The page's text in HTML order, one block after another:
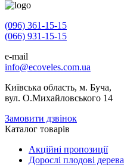
(096) 361-15-15
(066) 931-15-15
e-mail
info@ecoveles.com.ua
Київська область, м. Буча,
вул. О.Михайловського 14
Замовити дзвінок
Каталог товарів
Акційні пропозиції
Дорослі плодові дерева